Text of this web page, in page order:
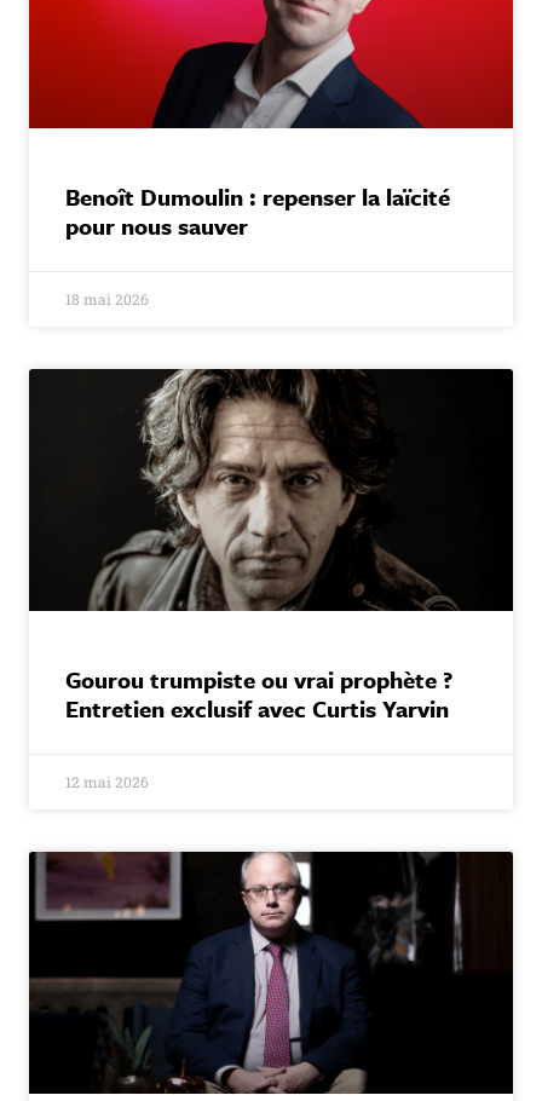
Benoît Dumoulin : repenser la laïcité
pour nous sauver
18 mai 2026
Gourou trumpiste ou vrai prophète ?
Entretien exclusif avec Curtis Yarvin
12 mai 2026